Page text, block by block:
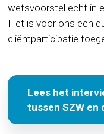
wetsvoorstel echt in
Het is voor ons een
cliëntparticipatie
Lees het
tussen SZW en